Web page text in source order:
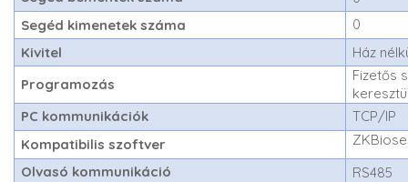
Segéd kimenetek száma
0
Kivitel
Ház
Programozás
Fizetős
PC kommunikációk
TCP/IP
Kompatibilis szoftver
Olvasó kommunikáció
RS485